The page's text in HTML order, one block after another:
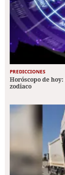
PREDICCIONES
Horóscopo de
zodiaco